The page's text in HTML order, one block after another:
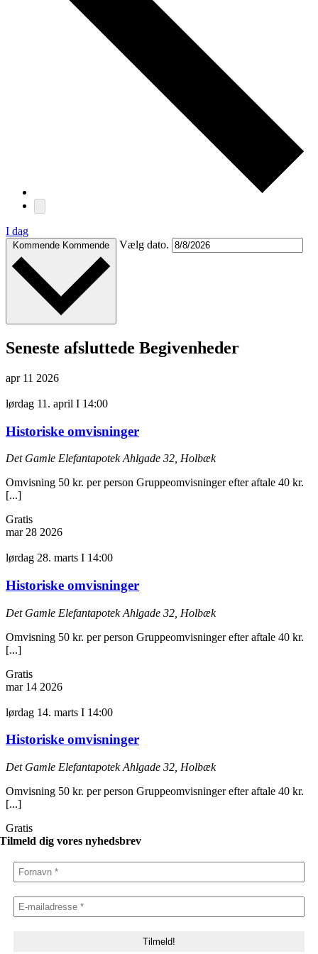
I dag
Kommende Kommende Vælg dato.
Seneste afsluttede Begivenheder
apr 11 2026
lørdag 11. april I 14:00
Historiske omvisninger
Det Gamle ElefantapotekAhlgade 32, Holbæk
Omvisning 50 kr. per person Gruppeomvisninger efter aftale 40 kr.
[...]
Gratis
mar 28 2026
lørdag 28. marts I 14:00
Historiske omvisninger
Det Gamle ElefantapotekAhlgade 32, Holbæk
Omvisning 50 kr. per person Gruppeomvisninger efter aftale 40 kr.
[...]
Gratis
mar 14 2026
lørdag 14. marts I 14:00
Historiske omvisninger
Det Gamle ElefantapotekAhlgade 32, Holbæk
Omvisning 50 kr. per person Gruppeomvisninger efter aftale 40 kr.
[...]
Gratis
Tilmeld dig vores nyhedsbrev